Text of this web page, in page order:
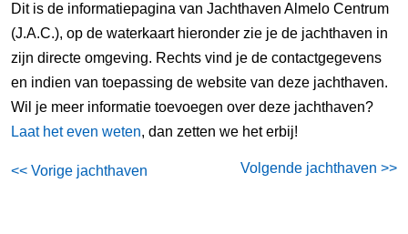
Dit is de informatiepagina van Jachthaven Almelo Centrum
(J.A.C.), op de waterkaart hieronder zie je de jachthaven in
zijn directe omgeving. Rechts vind je de contactgegevens
en indien van toepassing de website van deze jachthaven.
Wil je meer informatie toevoegen over deze jachthaven?
Laat het even weten, dan zetten we het erbij!
<< Vorige jachthaven Volgende jachthaven >>